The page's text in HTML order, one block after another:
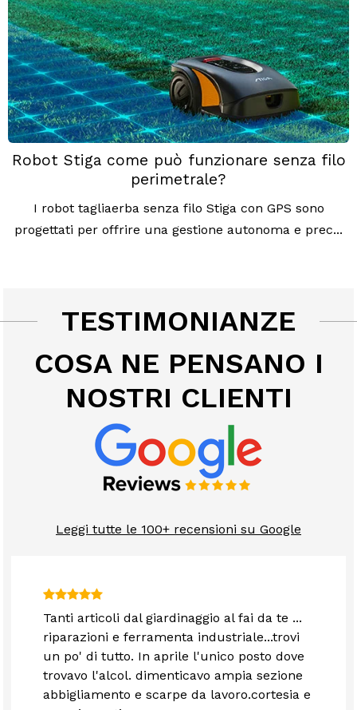
Robot Stiga come può funzionare senza filo
perimetrale?
I robot tagliaerba senza filo Stiga con GPS sono
progettati per offrire una gestione autonoma e prec...
TESTIMONIANZE
COSA NE PENSANO I
NOSTRI CLIENTI
Leggi tutte le 100+ recensioni su Google
Tanti articoli dal giardinaggio al fai da te ...
riparazioni e ferramenta industriale...trovi
un po' di tutto. In aprile l'unico posto dove
trovavo l'alcol. dimenticavo ampia sezione
abbigliamento e scarpe da lavoro.cortesia e